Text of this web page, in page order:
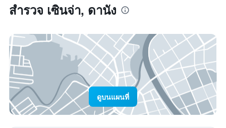
สำรวจ เซินจ่า, ดานัง
ดูบนแผนที่